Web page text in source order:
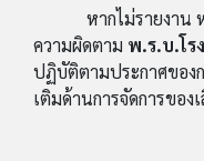
หากไม่รายงาน
ความผิดตาม พ.ร.บ.โร
ปฏิบัติตามประกาศของ
เติมด้านการจัดการของ